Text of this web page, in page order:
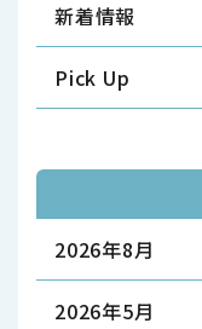
新着情報
Pick Up
2026年8月
2026年5月